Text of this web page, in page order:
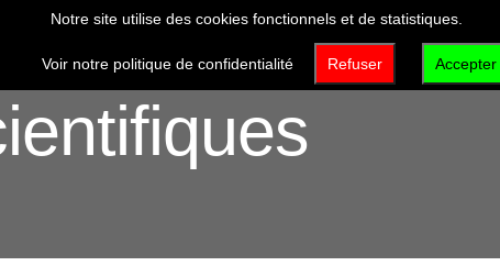
VISITER DÉCOUVRIR QUI SOMMES-NOUS ?
Notre site utilise des cookies fonctionnels et de statistiques.
Voir notre politique de confidentialité Refuser Accepter